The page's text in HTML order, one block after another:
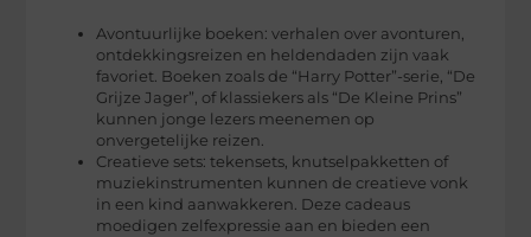
Avontuurlijke boeken: verhalen over avonturen,
ontdekkingsreizen en heldendaden zijn vaak
favoriet. Boeken zoals de “Harry Potter”-serie, “De
Grijze Jager”, of klassiekers als “De Kleine Prins”
kunnen jonge lezers meenemen op
onvergetelijke reizen.
Creatieve sets: tekensets, knutselpakketten of
muziekinstrumenten kunnen de creatieve vonk
in een kind aanwakkeren. Deze cadeaus
moedigen zelfexpressie aan en bieden een